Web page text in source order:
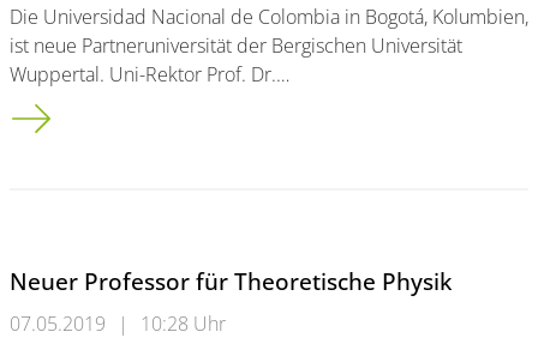
Die Universidad Nacional de Colombia in Bogotá, Kolumbien,
ist neue Partneruniversität der Bergischen Universität
Wuppertal. Uni-Rektor Prof. Dr.…
Neue Partneruniversität in Kolumbien
Neuer Professor für Theoretische Physik
07.05.2019 |
10:28 Uhr